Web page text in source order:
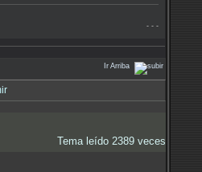
- - -
Ir Arriba
Tema leído 2389 veces